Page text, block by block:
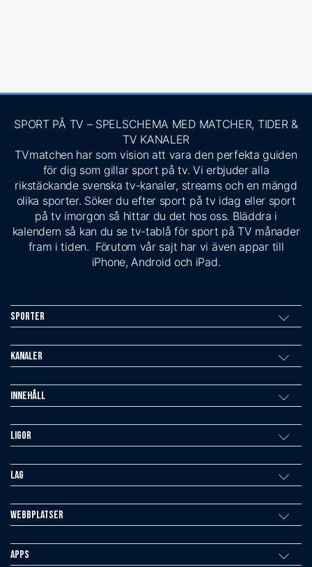
SPORT PÅ TV – SPELSCHEMA MED MATCHER, TIDER &
TV KANALER
TVmatchen har som vision att vara den perfekta guiden
för dig som gillar sport på tv. Vi erbjuder alla
rikstäckande svenska tv-kanaler, streams och en mängd
olika sporter. Söker du efter sport på tv idag eller sport
på tv imorgon så hittar du det hos oss. Bläddra i
kalendern så kan du se tv-tablå för sport på TV månader
fram i tiden. Förutom vår sajt har vi även appar till
iPhone, Android och iPad.
Sporter
Kanaler
Innehåll
Ligor
Lag
Webbplatser
Apps